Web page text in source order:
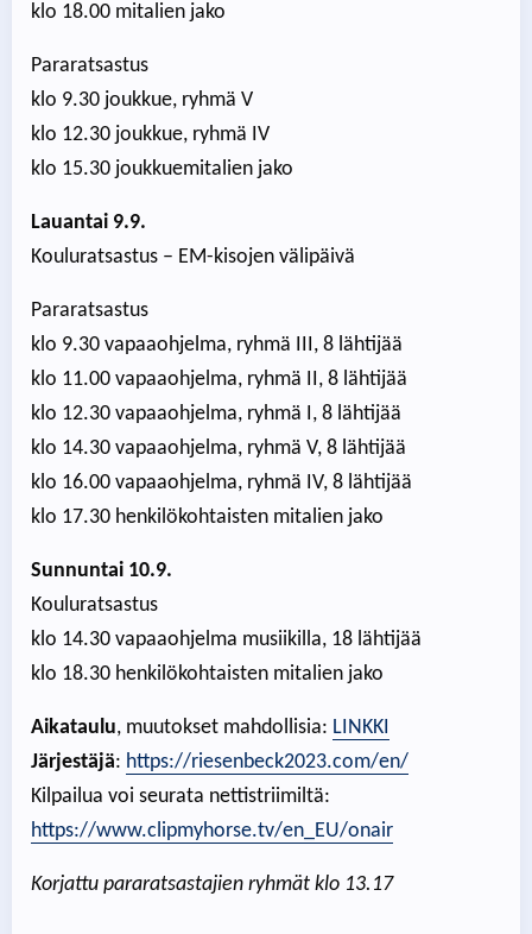
klo 18.00 mitalien jako
Pararatsastus
klo 9.30 joukkue, ryhmä V
klo 12.30 joukkue, ryhmä IV
klo 15.30 joukkuemitalien jako
Lauantai 9.9.
Kouluratsastus – EM-kisojen välipäivä
Pararatsastus
klo 9.30 vapaaohjelma, ryhmä III, 8 lähtijää
klo 11.00 vapaaohjelma, ryhmä II, 8 lähtijää
klo 12.30 vapaaohjelma, ryhmä I, 8 lähtijää
klo 14.30 vapaaohjelma, ryhmä V, 8 lähtijää
klo 16.00 vapaaohjelma, ryhmä IV, 8 lähtijää
klo 17.30 henkilökohtaisten mitalien jako
Sunnuntai 10.9.
Kouluratsastus
klo 14.30 vapaaohjelma musiikilla, 18 lähtijää
klo 18.30 henkilökohtaisten mitalien jako
Aikataulu, muutokset mahdollisia: LINKKI
Järjestäjä: https://riesenbeck2023.com/en/
Kilpailua voi seurata nettistriimiltä:
https://www.clipmyhorse.tv/en_EU/onair
Korjattu pararatsastajien ryhmät klo 13.17